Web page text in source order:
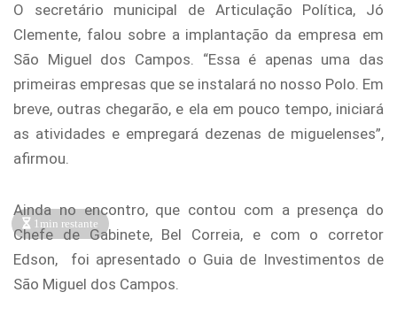
1min restante
O secretário municipal de Articulação Política, Jó
Clemente, falou sobre a implantação da empresa em
São Miguel dos Campos. “Essa é apenas uma das
primeiras empresas que se instalará no nosso Polo. Em
breve, outras chegarão, e ela em pouco tempo, iniciará
as atividades e empregará dezenas de miguelenses”,
afirmou.
Ainda no encontro, que contou com a presença do
Chefe de Gabinete, Bel Correia, e com o corretor
Edson, foi apresentado o Guia de Investimentos de
São Miguel dos Campos.